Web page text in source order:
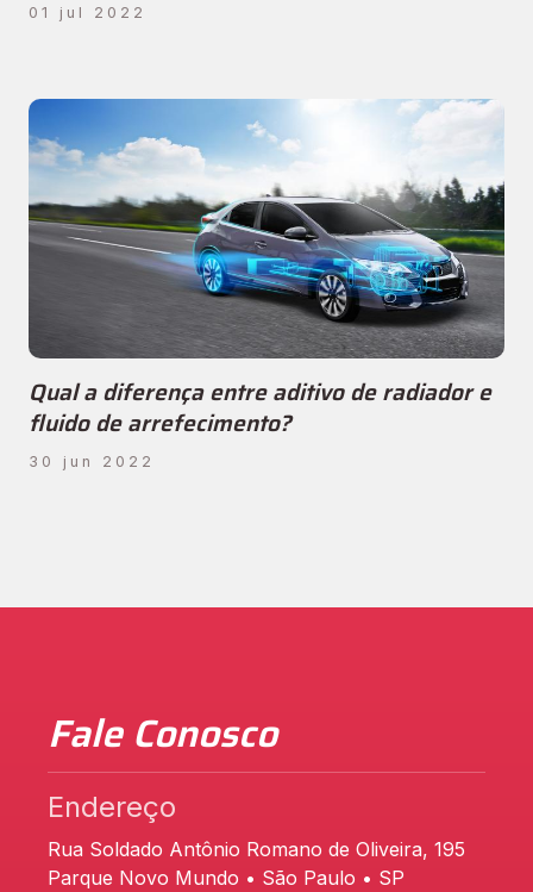
01 jul 2022
Qual a diferença entre aditivo de radiador e
fluido de arrefecimento?
30 jun 2022
Fale Conosco
Endereço
Rua Soldado Antônio Romano de Oliveira, 195
Parque Novo Mundo • São Paulo • SP